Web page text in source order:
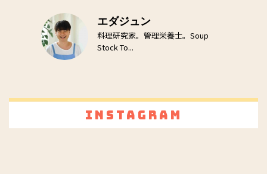
エダジュン
料理研究家。管理栄養士。Soup
Stock To...
Instagram